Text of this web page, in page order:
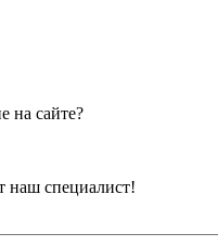
на сайте?
наш специалист!